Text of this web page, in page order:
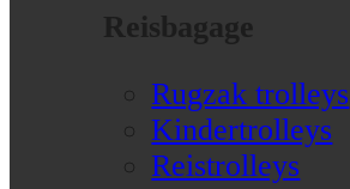
Reisbagage
Rugzak trolleys
Kindertrolleys
Reistrolleys